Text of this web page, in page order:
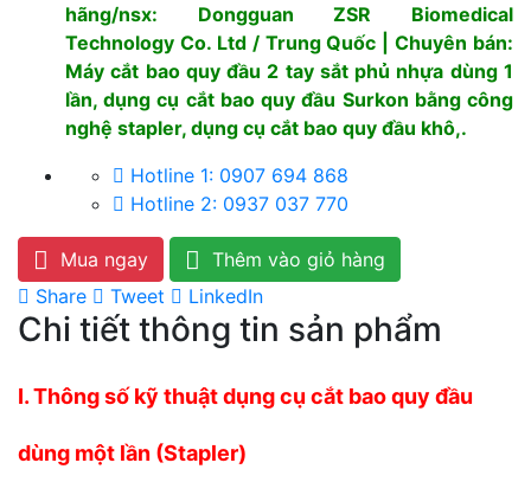
hãng/nsx: Dongguan ZSR Biomedical
Technology Co. Ltd / Trung Quốc | Chuyên bán:
Máy cắt bao quy đầu 2 tay sắt phủ nhựa dùng 1
lần, dụng cụ cắt bao quy đầu Surkon bằng công
nghệ stapler, dụng cụ cắt bao quy đầu khô,.
Hotline 1: 0907 694 868
Hotline 2: 0937 037 770
Mua ngay
Thêm vào giỏ hàng
Share
Tweet LinkedIn
Chi tiết thông tin sản phẩm
I. Thông số kỹ thuật dụng cụ cắt bao quy đầu
dùng một lần (Stapler)